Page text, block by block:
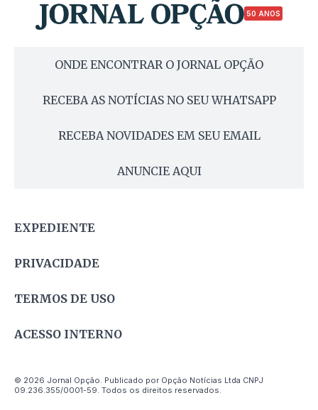
50 ANOS
ONDE ENCONTRAR O JORNAL OPÇÃO
RECEBA AS NOTÍCIAS NO SEU WHATSAPP
RECEBA NOVIDADES EM SEU EMAIL
ANUNCIE AQUI
EXPEDIENTE
PRIVACIDADE
TERMOS DE USO
ACESSO INTERNO
© 2026 Jornal Opção. Publicado por Opção Notícias Ltda CNPJ
09.236.355/0001-59. Todos os direitos reservados.